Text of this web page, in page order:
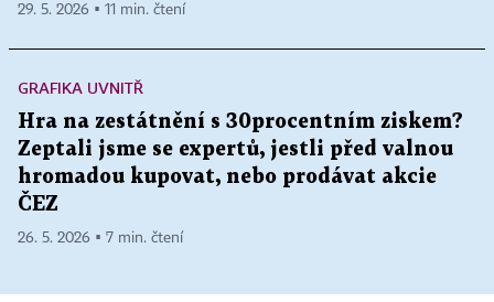
29. 5. 2026 ▪ 11 min. čtení
GRAFIKA UVNITŘ
Hra na zestátnění s 30procentním ziskem?
Zeptali jsme se expertů, jestli před valnou
hromadou kupovat, nebo prodávat akcie
ČEZ
26. 5. 2026 ▪ 7 min. čtení